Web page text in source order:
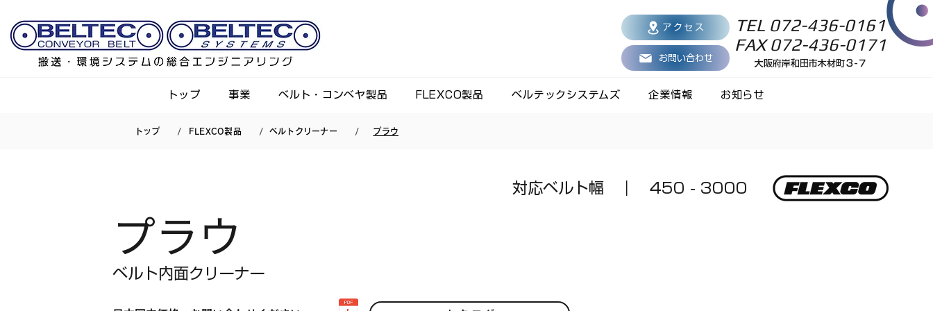
アクセス
お問い合わせ
TEL 072-436-0161
FAX 072-436-0171
大阪府岸和田市木材町３-７
トップ 事業 ベルト・コンベヤ製品 FLEXCO製品 ベルテックシステムズ 企業情報 お知らせ
トップ / FLEXCO製品 / ベルトクリーナー / プラウ
対応ベルト幅 ｜ 450 - 3000
プラウ
ベルト内面クリーナー